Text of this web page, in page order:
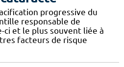
progressive du
responsable de
ci et le plus souvent liée à
facteurs de risque